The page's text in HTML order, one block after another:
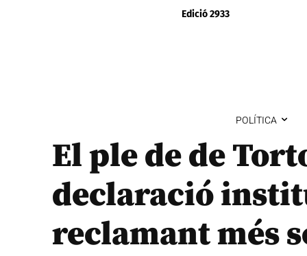
Edició 2933
POLÍTICA
El ple de de
declaració
reclamant més